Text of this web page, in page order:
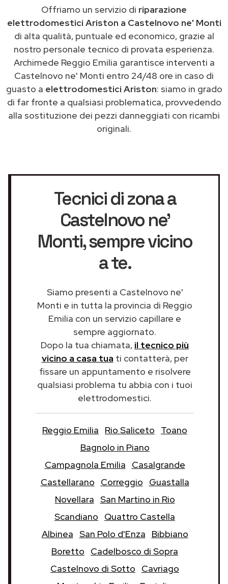
Offriamo un servizio di riparazione
elettrodomestici Ariston a Castelnovo ne' Monti
di alta qualità, puntuale ed economico, grazie al
nostro personale tecnico di provata esperienza.
Archimede Reggio Emilia garantisce interventi a
Castelnovo ne' Monti entro 24/48 ore in caso di
guasto a elettrodomestici Ariston: siamo in grado
di far fronte a qualsiasi problematica, provvedendo
alla sostituzione dei pezzi danneggiati con ricambi
originali.
Tecnici di zona a
Castelnovo ne'
Monti, sempre vicino
a te.
Siamo presenti a Castelnovo ne'
Monti e in tutta la provincia di Reggio
Emilia con un servizio capillare e
sempre aggiornato.
Dopo la tua chiamata, il tecnico più
vicino a casa tua ti contatterà, per
fissare un appuntamento e risolvere
qualsiasi problema tu abbia con i tuoi
elettrodomestici.
Reggio Emilia Rio Saliceto
Toano
Bagnolo in Piano
Campagnola Emilia
Casalgrande
Castellarano
Correggio
Guastalla
Novellara San Martino in Rio
Scandiano
Quattro Castella
Albinea San Polo d'Enza
Bibbiano
Boretto
Cadelbosco di Sopra
Castelnovo di Sotto
Cavriago